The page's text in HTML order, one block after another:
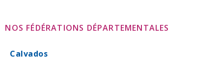
NOS FÉDÉRATIONS DÉPARTEMENTALES
Calvados